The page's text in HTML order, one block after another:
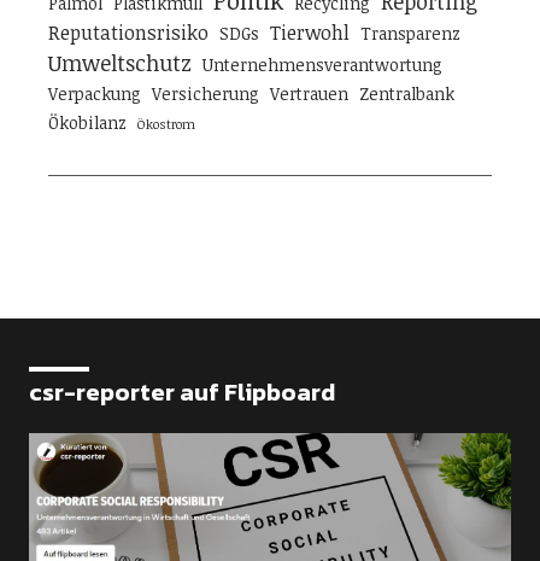
Reputationsrisiko SDGs Tierwohl Transparenz
Umweltschutz Unternehmensverantwortung
Verpackung Versicherung Vertrauen Zentralbank
Ökobilanz
Ökostrom
csr-reporter auf Flipboard